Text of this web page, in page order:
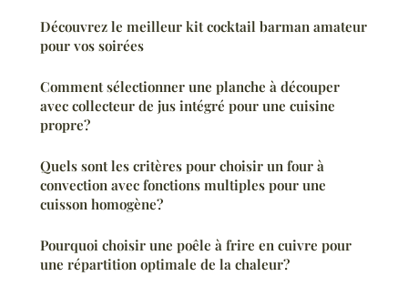
Découvrez le meilleur kit cocktail barman amateur
pour vos soirées
Comment sélectionner une planche à découper
avec collecteur de jus intégré pour une cuisine
propre?
Quels sont les critères pour choisir un four à
convection avec fonctions multiples pour une
cuisson homogène?
Pourquoi choisir une poêle à frire en cuivre pour
une répartition optimale de la chaleur?